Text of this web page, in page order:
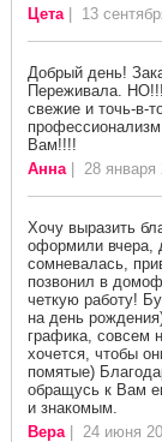
Цета| 13
Добрый день!
Переживала.
свежие и точь-в-
Вам!!!!
Анна| 28 января
Хочу выразить
оформили вчера,
сомневалась,
позвонил в
четкую работу!
на день
графика, совсем
хочется, чтобы
помятые)
обращусь к Вам
и знакомым.
Вера| 24 июня